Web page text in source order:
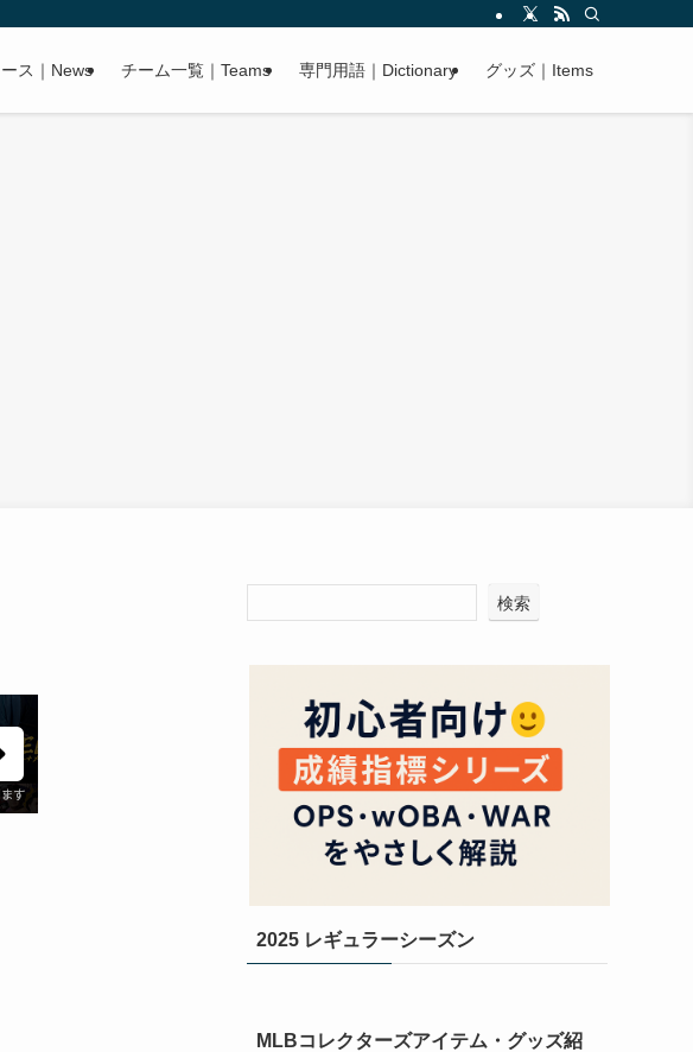
ス｜News チーム一覧｜Teams 専門用語｜Dictionary グッズ｜Items
検索
2025 レギュラーシーズン
MLBコレクターズアイテム・グッズ紹